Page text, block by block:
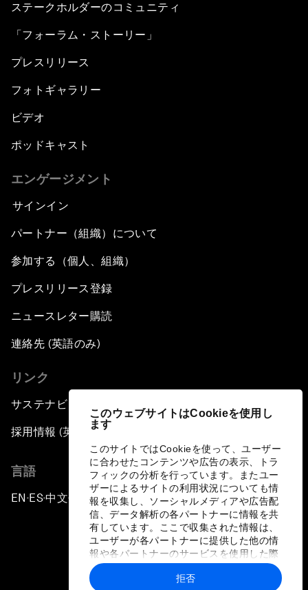
このウェブサイトはCookieを使用し
ます
このサイトではCookieを使って、ユーザー
に合わせたコンテンツや広告の表示、トラ
フィックの分析を行っています。またユー
ザーによるサイトの利用状況についても情
報を収集し、ソーシャルメディアや広告配
信、データ解析の各パートナーに情報を共
有しています。ここで収集された情報は、
ユーザーが各パートナーに提供した他の情
報や各パートナーのサービスを使用した際
に収集された情報と組み合わされ、各パー
トナーによって使用されることがありま
拒否
ステークホルダーのコミュニティ
「フォーラム・ストーリー」
プレスリリース
フォトギャラリー
ビデオ
ポッドキャスト
エンゲージメント
サインイン
パートナー（組織）について
参加する（個人、組織）
プレスリリース登録
ニュースレター購読
連絡先 (英語のみ)
リンク
サステナビリティへの取り組み
採用情報 (英語のみ)
言語
EN ▪ES▪中文▪ 日本語